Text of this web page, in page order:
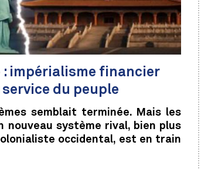
: impérialisme financier
du peuple
semblait terminée. Mais les
nouveau système rival, bien plus
occidental, est en train